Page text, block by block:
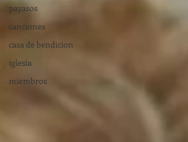
payasos
canciones
casa de bendicion
iglesia
miembros